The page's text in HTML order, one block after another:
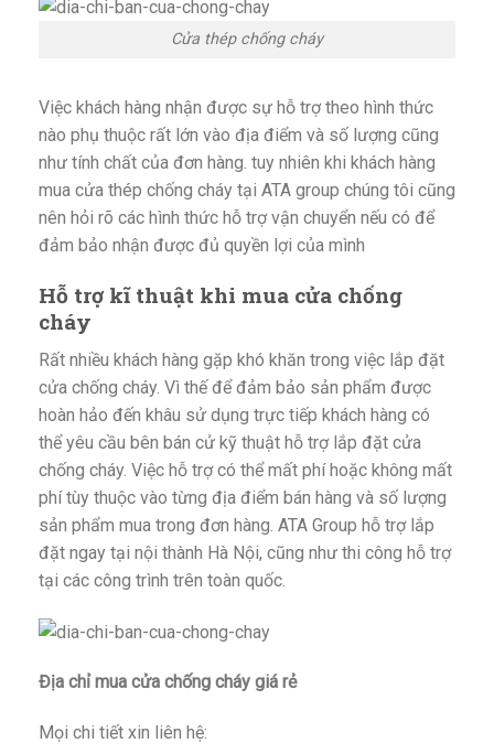
Cửa thép chống cháy
Việc khách hàng nhận được sự hỗ trợ theo hình thức
nào phụ thuộc rất lớn vào địa điểm và số lượng cũng
như tính chất của đơn hàng. tuy nhiên khi khách hàng
mua cửa thép chống cháy tại ATA group chúng tôi cũng
nên hỏi rõ các hình thức hỗ trợ vận chuyển nếu có để
đảm bảo nhận được đủ quyền lợi của mình
Hỗ trợ kĩ thuật khi mua cửa chống
cháy
Rất nhiều khách hàng gặp khó khăn trong việc lắp đặt
cửa chống cháy. Vì thế để đảm bảo sản phẩm được
hoàn hảo đến khâu sử dụng trực tiếp khách hàng có
thể yêu cầu bên bán cử kỹ thuật hỗ trợ lắp đặt cửa
chống cháy. Việc hỗ trợ có thể mất phí hoặc không mất
phí tùy thuộc vào từng địa điểm bán hàng và số lượng
sản phẩm mua trong đơn hàng. ATA Group hỗ trợ lắp
đặt ngay tại nội thành Hà Nội, cũng như thi công hỗ trợ
tại các công trình trên toàn quốc.
Địa chỉ mua cửa chống cháy giá rẻ
Mọi chi tiết xin liên hệ: